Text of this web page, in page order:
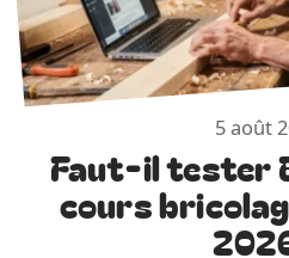
5 août
Faut-il tester
cours